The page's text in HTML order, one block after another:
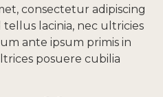
consectetur adipiscing
lacinia, nec ultricies
ante ipsum primis in
posuere cubilia